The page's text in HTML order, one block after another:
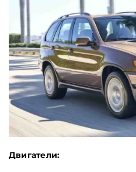
Двигатели: